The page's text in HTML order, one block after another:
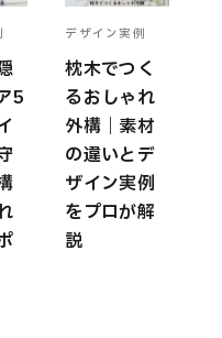
5
デザイン実例
枕木でつく
るおしゃれ
外構｜素材
の違いとデ
ザイン実例
をプロが解
説